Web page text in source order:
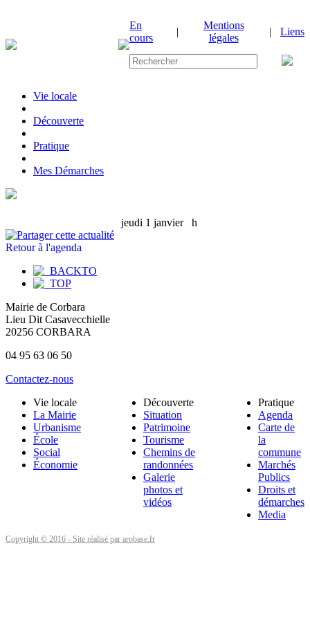
En
cours
|
Mentions
légales
| Liens
Vie locale
|Découverte
|Pratique
|Mes Démarches
jeudi 1 janvierh
Retour à l'agenda
Mairie de Corbara
Lieu Dit Casavecchielle
20256 CORBARA
04 95 63 06 50
Contactez-nous
Vie locale
La Mairie
Urbanisme
École
Social
Économie
Découverte
Situation
Patrimoine
Tourisme
Chemins de
randonnées
Galerie
photos et
vidéos
Pratique
Agenda
Carte de
la
commune
Marchés
Publics
Droits et
démarches
Media
Copyright © 2016 - Site réalisé par arobase.fr